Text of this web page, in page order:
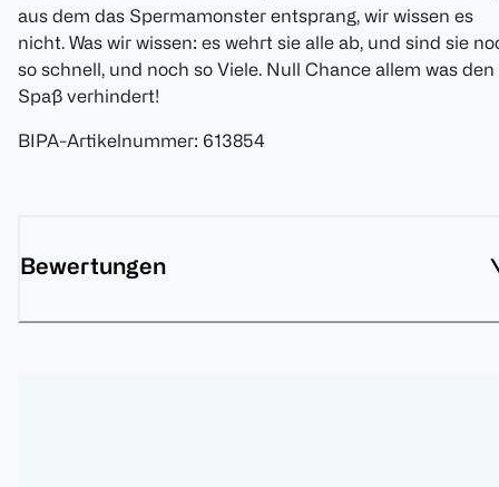
aus dem das Spermamonster entsprang, wir wissen es
nicht. Was wir wissen: es wehrt sie alle ab, und sind sie
so schnell, und noch so Viele. Null Chance allem was den
Spaß verhindert!
BIPA-Artikelnummer: 613854
Bewertungen